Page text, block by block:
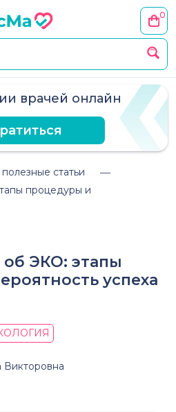
0
врачей онлайн
статьи
процедуры и
ЭКО: этапы
успеха
Викторовна